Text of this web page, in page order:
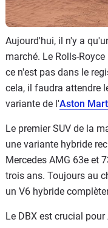
Aujourd'hui, il n'y a
marché. Le Rolls-
ce n'est pas dans le
cela, il faudra attendre
variante de l'Aston
Le premier SUV de la
une variante hybride
Mercedes AMG 63e et
trois ans. Toujours au
un V6 hybride
Le DBX est crucial